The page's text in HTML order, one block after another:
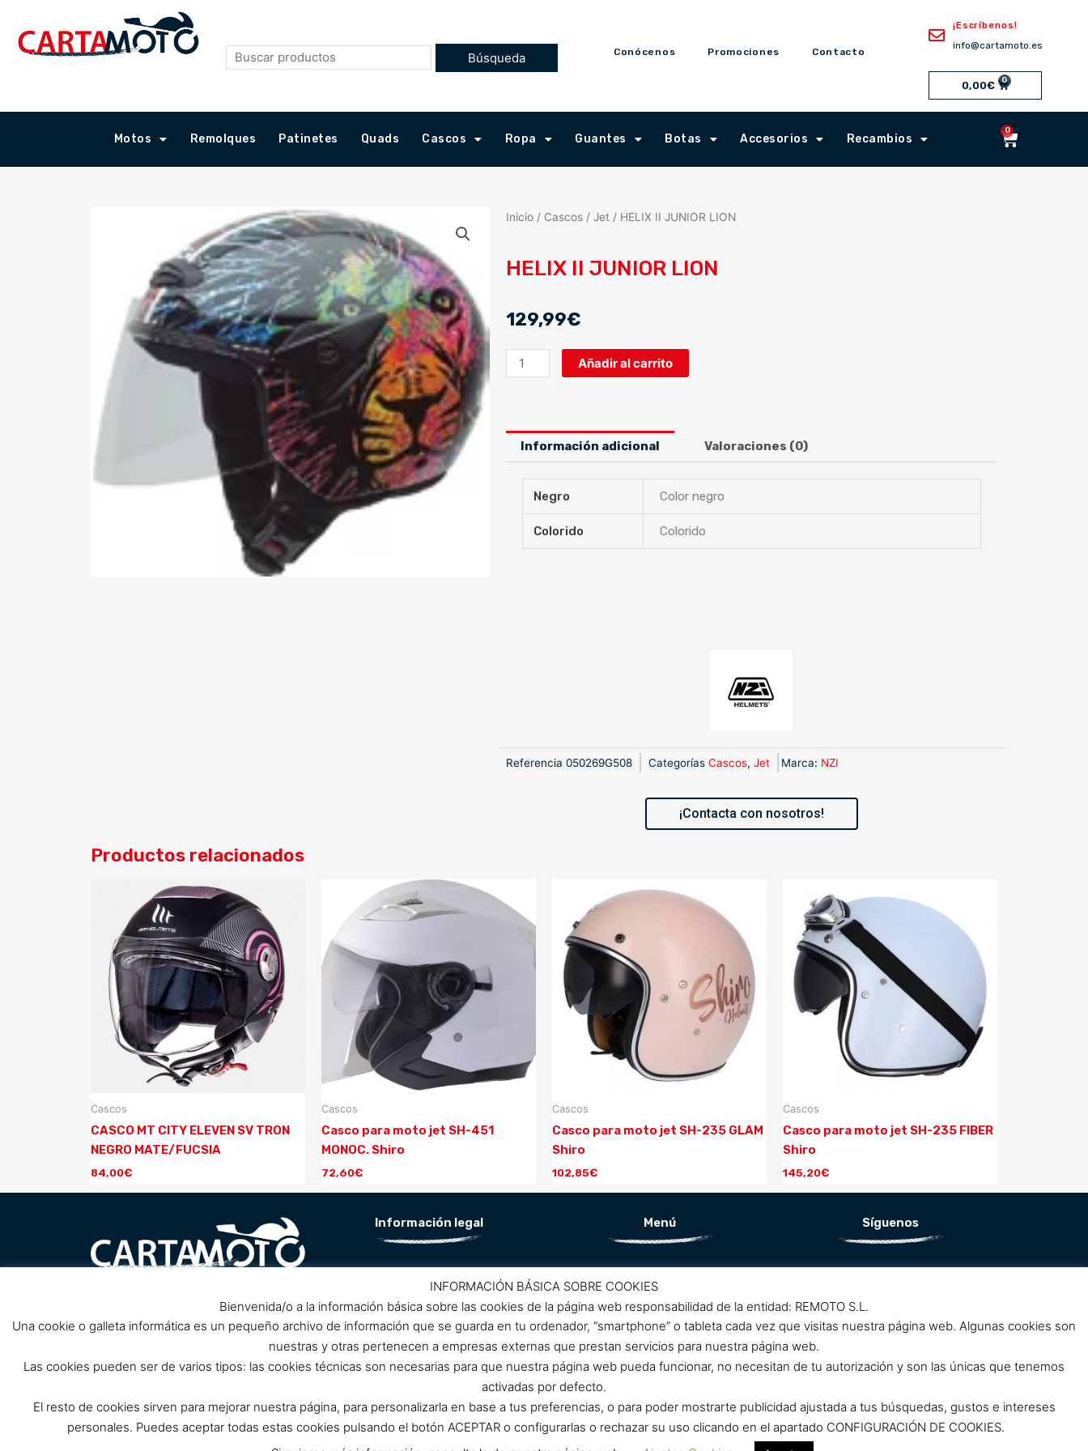
contenido
Conócenos Promociones Contacto
¡Escríbenos!
info@cartamoto.es
0,00€ 0Cart
Motos Remolques Patinetes Quads Cascos Ropa Guantes Botas Accesorios Recambios
0
Inicio/ Cascos/ Jet / HELIX II JUNIOR LION
HELIX II JUNIOR LION
129,99€
HELIX
II
cantidad
Añadir al carrito
Información adicional Valoraciones (0)
Negro Color negro
Colorido Colorido
Referencia 050269G508 Categorías Cascos, Jet Marca: NZI
¡Contacta con nosotros!
Productos relacionados
Cascos
CASCO MT CITY ELEVEN SV TRON
NEGRO MATE/FUCSIA
84,00€
Cascos
Casco para moto jet SH-451
MONOC. Shiro
72,60€
Cascos
Casco para moto jet SH-235 GLAM
Shiro
102,85€
Cascos
Casco para moto jet SH-235 FIBER
Shiro
145,20€
próximo Club de Cabos, Cartagena.
(Cerrado por reforma, solo tienda
info@cartamoto.es
Información legal
Política de privacidad
Política de protección de datos
Política de cookies
Condiciones de compra
Menú
Conócenos
Promociones
Contacto
Síguenos
F
c
e
o
k
I
t
g
a
m
INFORMACIÓN BÁSICA SOBRE COOKIES
Bienvenida/o a la información básica sobre las cookies de la página web responsabilidad de la entidad: REMOTO S.L.
Una cookie o galleta informática es un pequeño archivo de información que se guarda en tu ordenador, “smartphone” o tableta cada vez que visitas nuestra página web. Algunas cookies son
nuestras y otras pertenecen a empresas externas que prestan servicios para nuestra página web.
Las cookies pueden ser de varios tipos: las cookies técnicas son necesarias para que nuestra página web pueda funcionar, no necesitan de tu autorización y son las únicas que tenemos
activadas por defecto.
El resto de cookies sirven para mejorar nuestra página, para personalizarla en base a tus preferencias, o para poder mostrarte publicidad ajustada a tus búsquedas, gustos e intereses
personales. Puedes aceptar todas estas cookies pulsando el botón ACEPTAR o configurarlas o rechazar su uso clicando en el apartado CONFIGURACIÓN DE COOKIES.